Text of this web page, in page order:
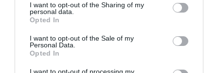
I want to opt-out of the Sharing of my
personal data.
Opted In
I want to opt-out of the Sale of my
Personal Data.
Opted In
I want to opt-out of processing my
Πληροφορίες / Κρατήσεις:
Τηλ: 2103680052 |
Ακολουθήστε το Culturenow.gr στο